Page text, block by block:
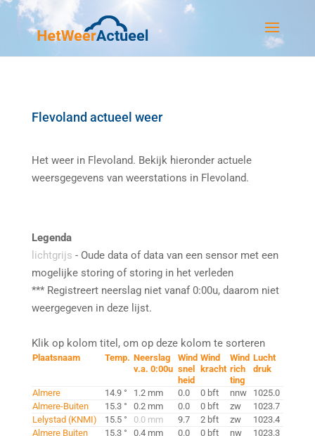
Flevoland actueel weer
Het weer in Flevoland. Bekijk hieronder actuele
weersgegevens van weerstations in Flevoland.
Legenda
lichtgrijs - Oude data of data van een sensor met een
mogelijke storing of storing in het verleden
*** Registreert neerslag niet vanaf 0:00u, daarom niet
weergegeven in deze lijst.
Klik op kolom titel, om op deze kolom te sorteren
Plaatsnaam Temp. Neerslag
v.a. 0:00u
Wind
snel
heid
Wind
kracht
Wind
rich
ting
Lucht
druk
Almere 14.9 ° 1.2 mm 0.0 0 bft nnw
1025.0
Almere-Buiten
15.3 ° 0.2 mm 0.0 0 bft zw
1023.7
Lelystad (KNMI)
15.5 ° 0.0 mm 9.7 2 bft zw
1023.4
Almere Buiten
15.3 ° 0.4 mm 0.0 0 bft nw
1023.3